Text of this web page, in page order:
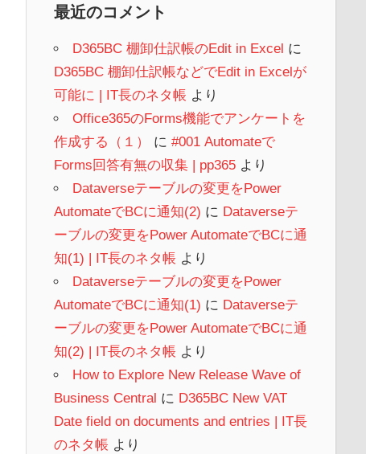
最近のコメント
D365BC 棚卸仕訳帳のEdit in Excel に
D365BC 棚卸仕訳帳などでEdit in Excelが
可能に | IT長のネタ帳 より
Office365のForms機能でアンケートを
作成する（１）
に #001 Automateで
Forms回答有無の収集 | pp365より
Dataverseテーブルの変更をPower
AutomateでBCに通知(2) に Dataverseテ
ーブルの変更をPower AutomateでBCに通
知(1) | IT長のネタ帳 より
Dataverseテーブルの変更をPower
AutomateでBCに通知(1) に Dataverseテ
ーブルの変更をPower AutomateでBCに通
知(2) | IT長のネタ帳 より
How to Explore New Release Wave of
Business Central に D365BC New VAT
Date field on documents and entries | IT長
のネタ帳 より